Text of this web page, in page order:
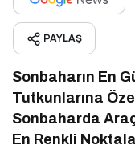
PAYLAŞ
Sonbaharın En
Tutkunlarına
Sonbaharda
En Renkli